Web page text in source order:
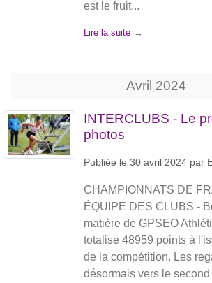
est le fruit...
Lire la suite
Avril 2024
INTERCLUBS - Le
photos
Publiée le 30 avril 2024 par
CHAMPIONNATS DE
ÉQUIPE DES CLUBS -
matière de GPSEO
totalise 48959 points à
de la compétition. Les
désormais vers le second